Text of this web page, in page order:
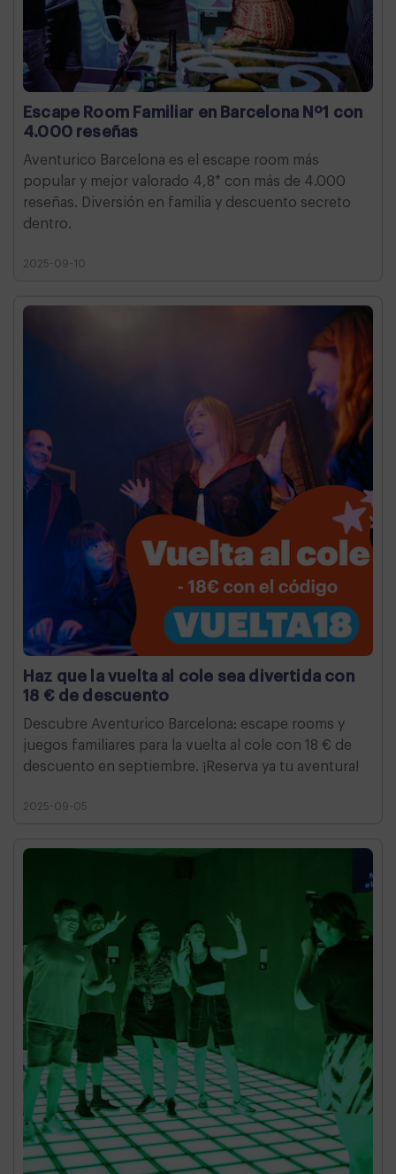
Escape Room Familiar en Barcelona Nº1 con
4.000 reseñas
Aventurico Barcelona es el escape room más
popular y mejor valorado 4,8* con más de 4.000
reseñas. Diversión en familia y descuento secreto
dentro.
2025-09-10
Haz que la vuelta al cole sea divertida con
18 € de descuento
Descubre Aventurico Barcelona: escape rooms y
juegos familiares para la vuelta al cole con 18 € de
descuento en septiembre. ¡Reserva ya tu aventura!
2025-09-05